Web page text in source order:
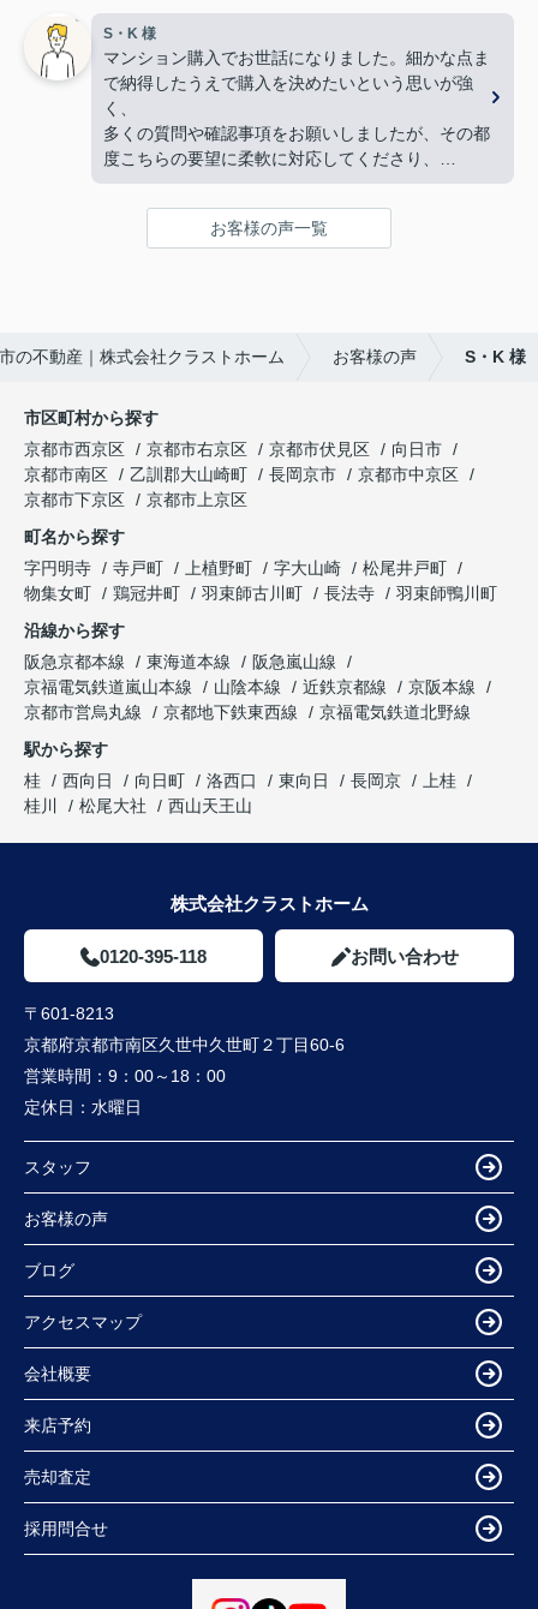
暑い暑い最中、こちらの要望に沿った物件探しに尽
力して下さり、
家族皆んなが笑顔になれる、素敵な家に出会えるこ
とができました。
購入にあたって、疑問や質問にも丁寧に説明して下
さり、各所に度々足を運んで下さり、連絡や報告な
ど常に迅速に対応して下さいました。
さんのお人柄に、
心から信頼させていただいています。
いと思います。
矢野さんのこれからのご活躍とご健勝を心よりお祈
手続きを丁寧に進行して下さるのに加え、
物件購入後の生活風景を同じ目線で考えてくださ
り、
下心のない対応に感銘を受けました。ありがとうご
ざいました。
S・K 様
マンション購入でお世話になりました。細かな点ま
で納得したうえで購入を決めたいという思いが強
く、
多くの質問や確認事項をお願いしましたが、その都
度こちらの要望に柔軟に対応してくださり、
気になることは私たちが納得できるまで丁寧に調べ
てくださいました。商談の際は、妻の体調にも気を
配っていただくなど、
不安も多くありましたが、安心して相談できる会
社・担当者様でした。
特に担当してくださった中野様、柴田様には大変お
世話になりました。誠実にご対応いただき、本当に
お客様の声一覧
の不動産｜株式会社クラストホーム お客様の声 S・K 様
市区町村から探す
京都市西京区
京都市右京区 京都市伏見区
向日市
京都市南区
乙訓郡大山崎町 長岡京市
京都市中京区
京都市下京区
京都市上京区
町名から探す
字円明寺
寺戸町 上植野町 字大山崎
松尾井戸町
物集女町
鶏冠井町 羽束師古川町 長法寺
羽束師鴨川町
沿線から探す
阪急京都本線
東海道本線
阪急嵐山線
京福電気鉄道嵐山本線
山陰本線 近鉄京都線
京阪本線
京都市営烏丸線
京都地下鉄東西線
京福電気鉄道北野線
駅から探す
桂
西向日 向日町 洛西口 東向日 長岡京
上桂
桂川
松尾大社 西山天王山
株式会社クラストホーム
0120-395-118 お問い合わせ
〒601-8213
京都府京都市南区久世中久世町２丁目60-6
営業時間： 9：00～18：00
定休日： 水曜日
スタッフ
お客様の声
ブログ
アクセスマップ
会社概要
来店予約
売却査定
採用問合せ